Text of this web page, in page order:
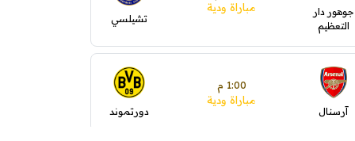
جوهور دار
التعظيم
مباراة ودية
تشيلسي
آرسنال
1:00 م
مباراة ودية
دورتموند